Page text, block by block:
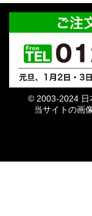
© 2003-2024 日
当サイトの画